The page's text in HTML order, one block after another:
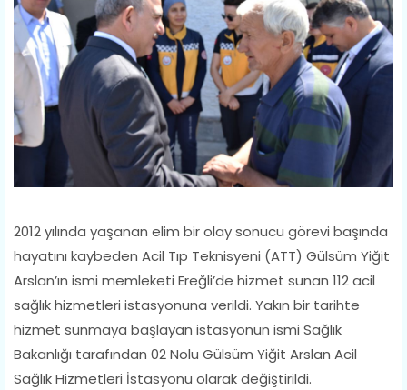
​2012 yılında yaşanan elim bir olay sonucu görevi başında
hayatını kaybeden Acil Tıp Teknisyeni (ATT) Gülsüm Yiğit
Arslan’ın ismi memleketi Ereğli’de hizmet sunan 112 acil
sağlık hizmetleri istasyonuna verildi. Yakın bir tarihte
hizmet sunmaya başlayan istasyonun ismi Sağlık
Bakanlığı tarafından 02 Nolu Gülsüm Yiğit Arslan Acil
Sağlık Hizmetleri İstasyonu olarak değiştirildi.